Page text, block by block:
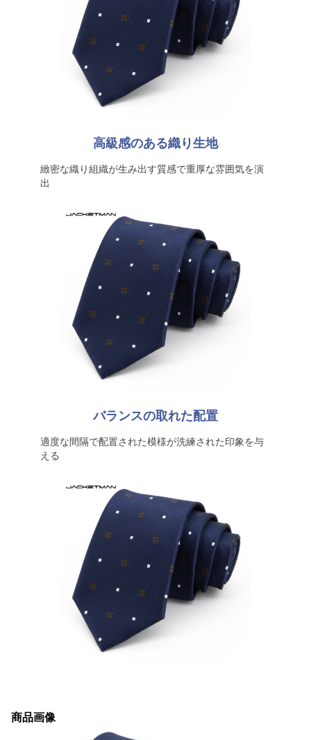
高級感のある織り生地
緻密な織り組織が生み出す質感で重厚な雰囲気を演
出
バランスの取れた配置
適度な間隔で配置された模様が洗練された印象を与
える
商品画像